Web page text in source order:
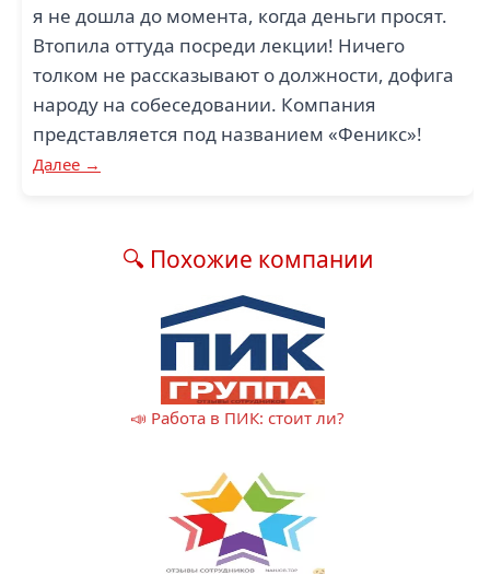
я не дошла до момента, когда деньги просят.
Втопила оттуда посреди лекции! Ничего
толком не рассказывают о должности, дофига
народу на собеседовании. Компания
представляется под названием «Феникс»!
Далее →
🔍 Похожие компании
📣 Работа в ПИК: стоит ли?